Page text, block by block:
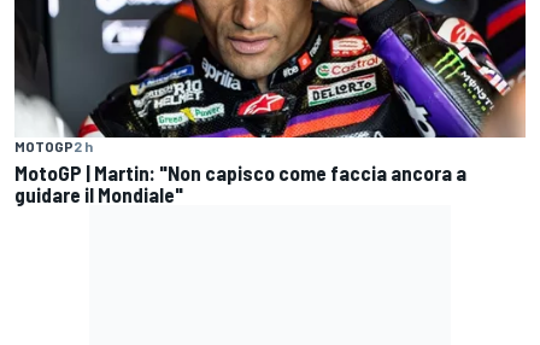
MOTOGP2 h
MotoGP | Martin: "Non capisco come faccia ancora a
guidare il Mondiale"